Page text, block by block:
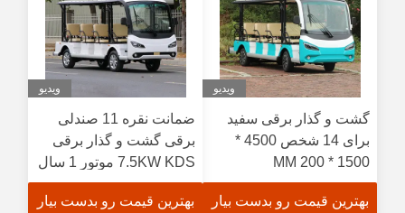
ویدیو
گشت و گذار برقی سفید
برای 14 شخص 4500 *
1500 * 200 MM
بهترین قیمت رو بدست بیار
ویدیو
ضمانت نقره 11 صندلی
برقی گشت و گذار برقی
7.5KW KDS موتور 1 سال
ضمانت
بهترین قیمت رو بدست بیار